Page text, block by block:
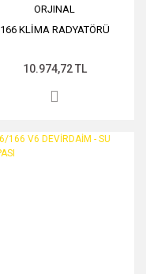
ORJINAL
166 KLİMA RADYATÖRÜ
10.974,72 TL